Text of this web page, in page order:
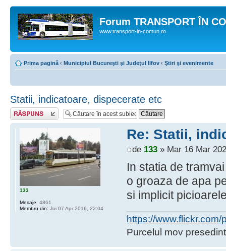
Forum TRANSPORT ÎN
www.transport-in-comun.ro
Prima pagină ‹ Municipiul Bucureşti şi Judeţul Ilfov ‹ Ştiri şi evenimente
Statii, indicatoare, dispecerate etc
Răspunde
Re: Statii,
de 133» Mar 16 Mar
In statia de
o groaza de apa
si implicit
https://
Purcelul mov
133
Mesaje: 4861
Membru din: Joi 07 Apr 2016, 22:04